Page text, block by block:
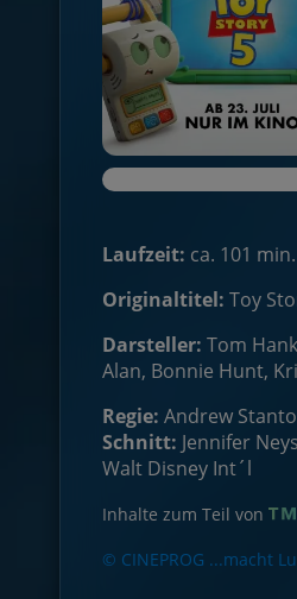
Laufzeit: ca. 101 min.
Originaltitel: Toy
Darsteller: Tom
Alan, Bonnie Hunt,
Regie: Andrew
Schnitt: Jennifer
Walt Disney Int´l
Inhalte zum Teil von
© CINEPROG ...macht